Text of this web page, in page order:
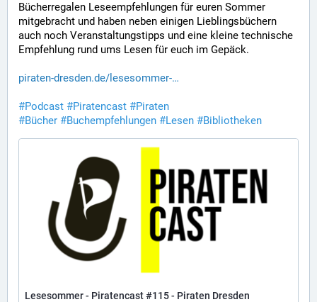
Bücherregalen Leseempfehlungen für euren Sommer
mitgebracht und haben neben einigen Lieblingsbüchern
auch noch Veranstaltungstipps und eine kleine technische
Empfehlung rund ums Lesen für euch im Gepäck.
piraten-dresden.de/lesesommer-…
#Podcast #Piratencast #Piraten
#Bücher #Buchempfehlungen #Lesen #Bibliotheken
Lesesommer - Piratencast #115 - Piraten Dresden